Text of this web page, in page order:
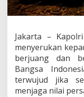
Jakarta –
menyerukan
berjuang dan
Bangsa
terwujud jika
menjaga nilai